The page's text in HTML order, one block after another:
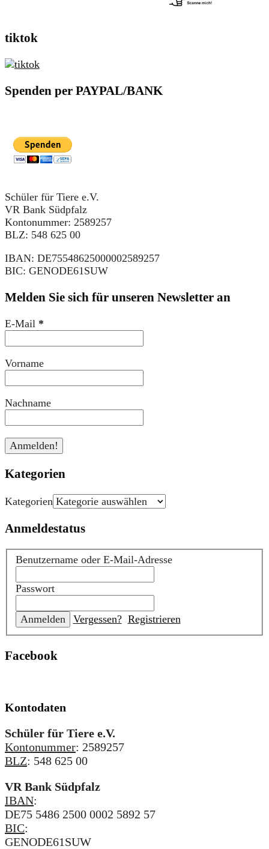
tiktok
Spenden per PAYPAL/BANK
Schüler für Tiere e.V.
VR Bank Südpfalz
Kontonummer: 2589257
BLZ: 548 625 00
IBAN: DE75548625000002589257
BIC: GENODE61SUW
Melden Sie sich für unseren Newsletter an
E-Mail *
Vorname
Nachname
Kategorien
Kategorien
Anmeldestatus
Benutzername oder E-Mail-Adresse
Passwort
Vergessen? Registrieren
Facebook
Kontodaten
Schüler für Tiere e.V.
Kontonummer: 2589257
BLZ: 548 625 00
VR Bank Südpfalz
IBAN:
DE75 5486 2500 0002 5892 57
BIC:
GENODE61SUW